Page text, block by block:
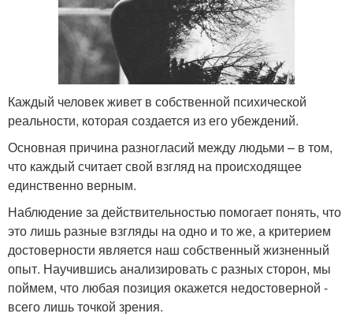
Каждый человек живет в собственной психической
реальности, которая создается из его убеждений.
Основная причина разногласий между людьми – в том,
что каждый считает свой взгляд на происходящее
единственно верным.
Наблюдение за действительностью помогает понять, что
это лишь разные взгляды на одно и то же, а критерием
достоверности является наш собственный жизненный
опыт. Научившись анализировать с разных сторон, мы
поймем, что любая позиция окажется недостоверной -
всего лишь точкой зрения.